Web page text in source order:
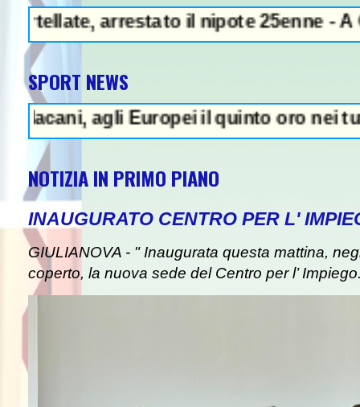
arrestato il nipote 25enne - A
SPORT NEWS
agli Europei il quinto oro nei tuffi
NOTIZIA IN PRIMO PIANO
INAUGURATO CENTRO PER L'
GIULIANOVA - " Inaugurata questa mattina,
coperto, la nuova sede del Centro per l’
- Arresto illegale e peculato,